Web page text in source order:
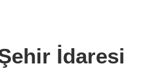
İdaresi